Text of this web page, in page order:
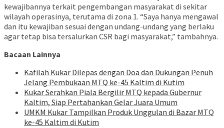
kewajibannya terkait pengembangan masyarakat di sekitar
wilayah operasinya, terutama di zona 1. “Saya hanya mengawal
dan itu kewajiban sesuai dengan undang-undang yang berlaku
agar tetap bisa tersalurkan CSR bagi masyarakat,” tambahnya.
Bacaan Lainnya
Kafilah Kukar Dilepas dengan Doa dan Dukungan Penuh
Jelang Pembukaan MTQ ke-45 Kaltim di Kutim
Kukar Serahkan Piala Bergilir MTQ kepada Gubernur
Kaltim, Siap Pertahankan Gelar Juara Umum
UMKM Kukar Tampilkan Produk Unggulan di Bazar MTQ
ke-45 Kaltim di Kutim